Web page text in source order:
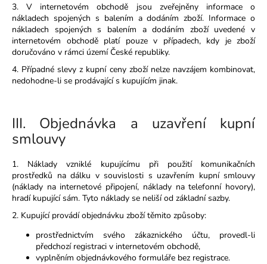
3. V internetovém obchodě jsou zveřejněny informace o
nákladech spojených s balením a dodáním zboží. Informace o
nákladech spojených s balením a dodáním zboží uvedené v
internetovém obchodě platí pouze v případech, kdy je zboží
doručováno v rámci území České republiky.
4. Případné slevy z kupní ceny zboží nelze navzájem kombinovat,
nedohodne-li se prodávající s kupujícím jinak.
III. Objednávka a uzavření kupní
smlouvy
1. Náklady vzniklé kupujícímu při použití komunikačních
prostředků na dálku v souvislosti s uzavřením kupní smlouvy
(náklady na internetové připojení, náklady na telefonní hovory),
hradí kupující sám. Tyto náklady se neliší od základní sazby.
2. Kupující provádí objednávku zboží těmito způsoby:
prostřednictvím svého zákaznického účtu, provedl-li
předchozí registraci v internetovém obchodě,
vyplněním objednávkového formuláře bez registrace.
TVRZENÉ
SKLO
BROTECT
AIRGLASS
PRO
INFOTAINMENT
SYSTÉM
AMUNDSEN
2013-
2016
6,5"
590
Kč
Původně:
790
Kč